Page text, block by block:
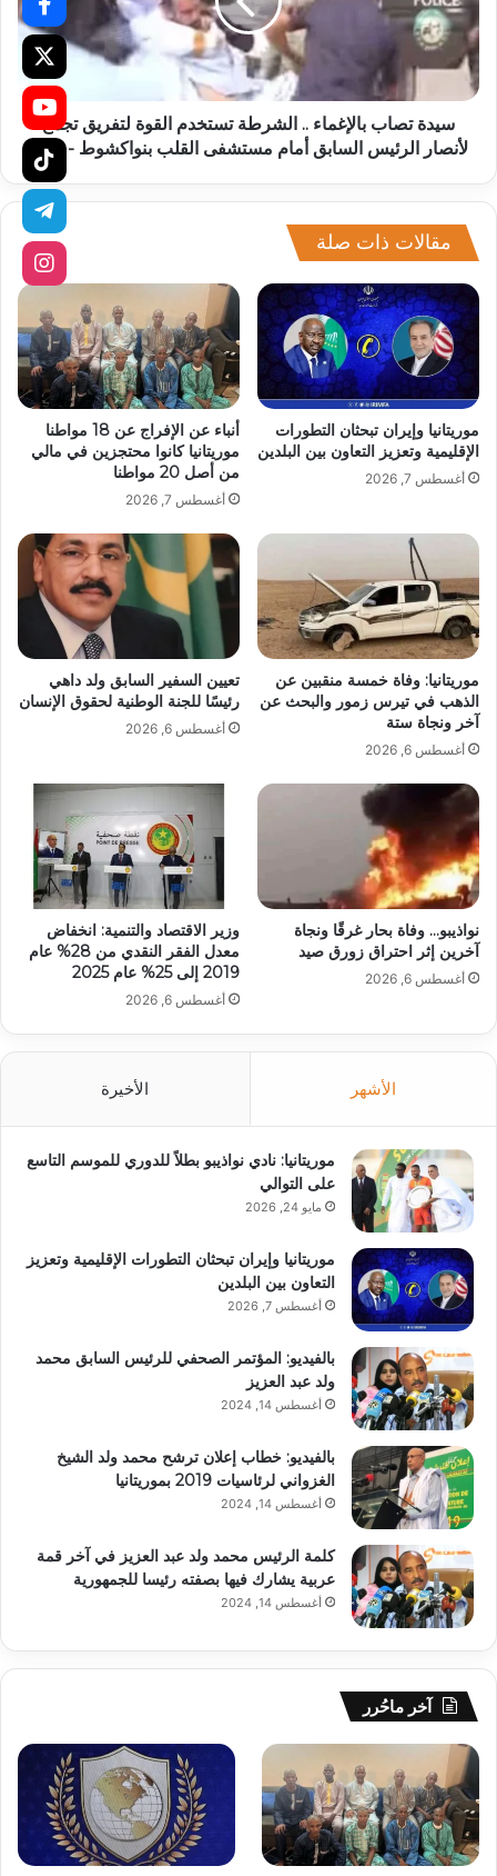
سيدة تصاب بالإغماء .. الشرطة تستخدم القوة لتفريق تجمع
لأنصار الرئيس السابق أمام مستشفى القلب بنواكشوط - صور
مقالات ذات صلة
موريتانيا وإيران تبحثان التطورات
الإقليمية وتعزيز التعاون بين البلدين
أغسطس 7, 2026
أنباء عن الإفراج عن 18 مواطنا
موريتانيا كانوا محتجزين في مالي
من أصل 20 مواطنا
أغسطس 7, 2026
موريتانيا: وفاة خمسة منقبين عن
الذهب في تيرس زمور والبحث عن
آخر ونجاة ستة
أغسطس 6, 2026
تعيين السفير السابق ولد داهي
رئيسًا للجنة الوطنية لحقوق الإنسان
أغسطس 6, 2026
نواذيبو… وفاة بحار غرقًا ونجاة
آخرين إثر احتراق زورق صيد
أغسطس 6, 2026
وزير الاقتصاد والتنمية: انخفاض
معدل الفقر النقدي من 28% عام
2019 إلى 25% عام 2025
أغسطس 6, 2026
الأشهر الأخيرة
موريتانيا: نادي نواذيبو بطلاً للدوري للموسم التاسع
على التوالي
مايو 24, 2026
موريتانيا وإيران تبحثان التطورات الإقليمية وتعزيز
التعاون بين البلدين
أغسطس 7, 2026
بالفيديو: المؤتمر الصحفي للرئيس السابق محمد
ولد عبد العزيز
أغسطس 14, 2024
بالفيديو: خطاب إعلان ترشح محمد ولد الشيخ
الغزواني لرئاسيات 2019 بموريتانيا
أغسطس 14, 2024
كلمة الرئيس محمد ولد عبد العزيز في آخر قمة
عربية يشارك فيها بصفته رئيسا للجمهورية
أغسطس 14, 2024
آخر ماحُرر